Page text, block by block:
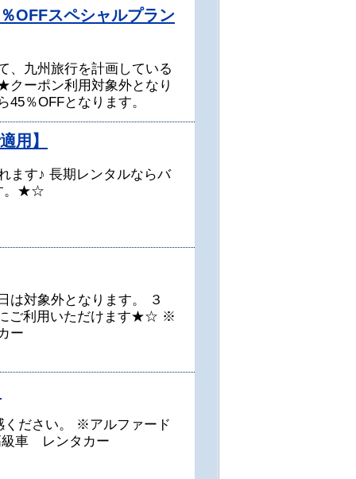
OFFスペシャルプラン
、九州旅行を計画している
ーポン利用対象外となり
％OFFとなります。
用】
ます♪ 長期レンタルならバ
。★☆
は対象外となります。 ３
ご利用いただけます★☆ ※
ー
ください。 ※アルファード
級車 レンタカー